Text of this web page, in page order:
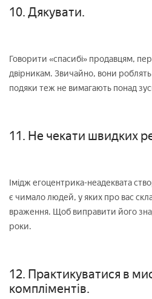
10. Дякувати.
Говорити «спасибі» продавцям,
двірникам. Звичайно, вони
подяки теж не вимагають понад
11. Не чекати швидких
Імідж егоцентрика-неадеквата
є чимало людей, у яких про вас
враження. Щоб виправити його
роки.
12. Практикуватися в
компліментів.